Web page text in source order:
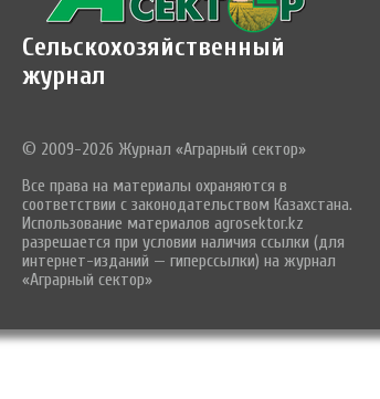
Сельскохозяйственный
журнал
© 2009-2026 Журнал «Аграрный сектор»
Все права на материалы охраняются в
соответствии с законодательством Казахстана.
Использование материалов agrosektor.kz
разрешается при условии наличия ссылки (для
интернет-изданий — гиперссылки) на журнал
«Аграрный сектор»